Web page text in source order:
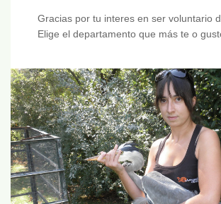
Gracias por tu interes en ser voluntario
Elige el departamento que más te o